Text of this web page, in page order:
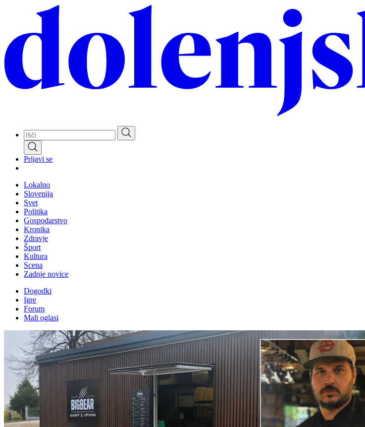
content
Prijavi se
Lokalno
Slovenija
Svet
Politika
Gospodarstvo
Kronika
Zdravje
Šport
Kultura
Scena
Zadnje novice
Dogodki
Igre
Forum
Mali oglasi